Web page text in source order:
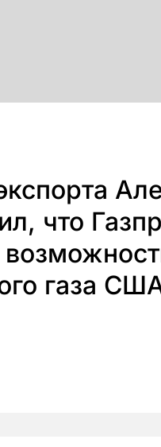
что
газа